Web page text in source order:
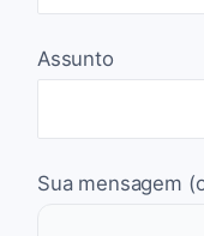
Assunto
Sua mensagem